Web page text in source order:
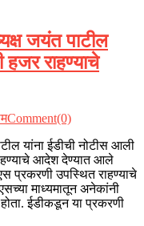
जयंत पाटील
हजर राहण्याचे
Comment(0)
यांना ईडीची नोटीस आली
आदेश देण्यात आले
उपस्थित राहण्याचे
माध्यमातून अनेकांनी
ईडीकडून या प्रकरणी